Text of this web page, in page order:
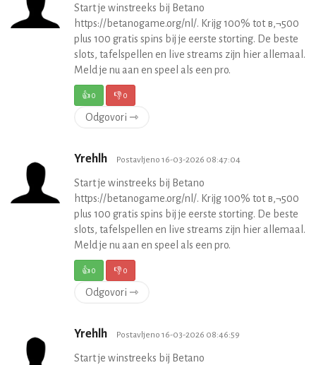
Start je winstreeks bij Betano
https://betanogame.org/nl/. Krijg 100% tot в‚¬500
plus 100 gratis spins bij je eerste storting. De beste
slots, tafelspellen en live streams zijn hier allemaal.
Meld je nu aan en speel als een pro.
👍0 👎0
Odgovori ⇾
Yrehlh Postavljeno 16-03-2026 08:47:04
Start je winstreeks bij Betano
https://betanogame.org/nl/. Krijg 100% tot в‚¬500
plus 100 gratis spins bij je eerste storting. De beste
slots, tafelspellen en live streams zijn hier allemaal.
Meld je nu aan en speel als een pro.
👍0 👎0
Odgovori ⇾
Yrehlh Postavljeno 16-03-2026 08:46:59
Start je winstreeks bij Betano